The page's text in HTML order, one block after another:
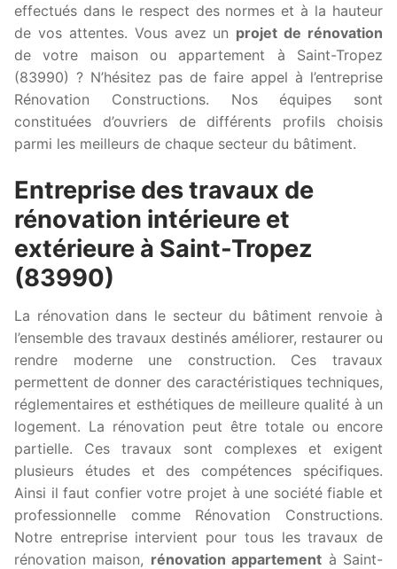
effectués dans le respect des normes et à la hauteur
de vos attentes. Vous avez un projet de rénovation
de votre maison ou appartement à Saint-Tropez
(83990) ? N’hésitez pas de faire appel à l’entreprise
Rénovation Constructions. Nos équipes sont
constituées d’ouvriers de différents profils choisis
parmi les meilleurs de chaque secteur du bâtiment.
Entreprise des travaux de
rénovation intérieure et
extérieure à Saint-Tropez
(83990)
La rénovation dans le secteur du bâtiment renvoie à
l’ensemble des travaux destinés améliorer, restaurer ou
rendre moderne une construction. Ces travaux
permettent de donner des caractéristiques techniques,
réglementaires et esthétiques de meilleure qualité à un
logement. La rénovation peut être totale ou encore
partielle. Ces travaux sont complexes et exigent
plusieurs études et des compétences spécifiques.
Ainsi il faut confier votre projet à une société fiable et
professionnelle comme Rénovation Constructions.
Notre entreprise intervient pour tous les travaux de
rénovation maison, rénovation appartement à Saint-